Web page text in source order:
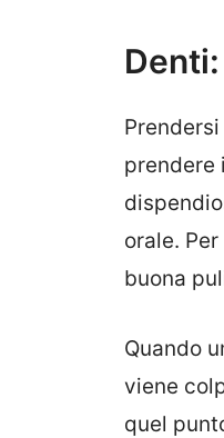
prendere
orale.
buona
Quando
viene
quel